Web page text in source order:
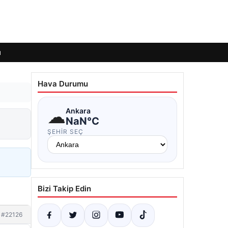
#22126
Hava Durumu
☁Ankara
NaN°C
ŞEHIR SEÇ
Bizi Takip Edin